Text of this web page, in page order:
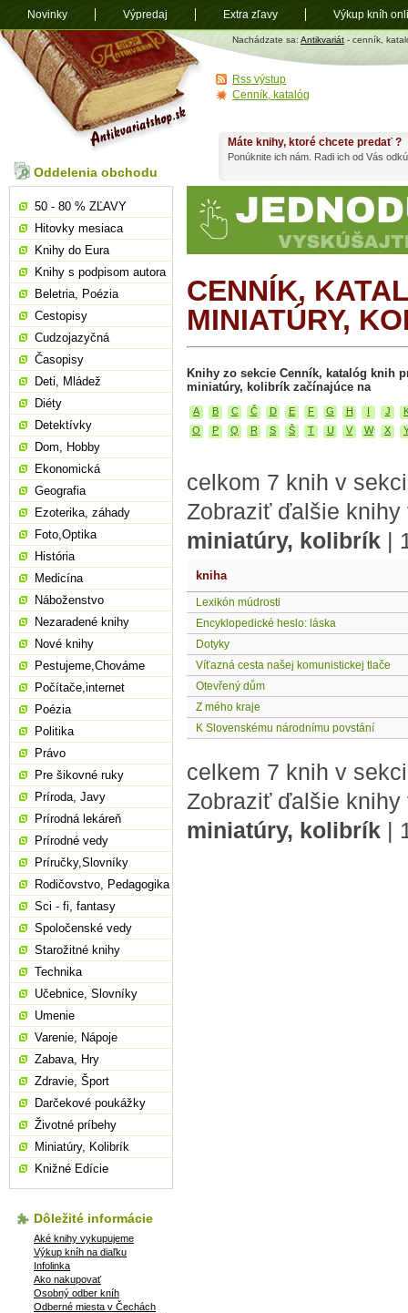
Antikvariát
shop.sk
Nachádzate sa: Antikvariát - cenník,
CENNÍK,
MINIATÚRY,
Knihy zo sekcie Cenník, katalóg knih
miniatúry, kolibrík začínajúce na
A B C Č D E F G H J
O
P Q R S Š T U V W X
celkom 7 knih v
Zobraziť ďalšie
miniatúry, kolibrík |
kniha
Lexikón múdrosti
Encyklopedické heslo: láska
Dotyky
Víťazná cesta našej komunistickej tlače
Otevřený dům
Z mého kraje
K Slovenskému národnímu povstání
celkem 7 knih v sekci
Zobraziť ďalšie
miniatúry, kolibrík |
Máte knihy, ktoré chcete predať ?
Ponúknite ich nám. Radi ich od Vás
Oddelenia obchodu
50 - 80 % ZĽAVY
Hitovky mesiaca
Knihy do Eura
Knihy s podpisom autora
Beletria, Poézia
Cestopisy
Cudzojazyčná
Časopisy
Deti, Mládež
Diéty
Detektívky
Dom, Hobby
Ekonomická
Geografia
Ezoterika, záhady
Foto,Optika
História
Medicína
Náboženstvo
Nezaradené knihy
Nové knihy
Pestujeme,Chováme
Počítače,internet
Poézia
Politika
Právo
Pre šikovné ruky
Príroda, Javy
Prírodná lekáreň
Prírodné vedy
Príručky,Slovníky
Rodičovstvo, Pedagogika
Sci - fi, fantasy
Spoločenské vedy
Starožitné knihy
Technika
Učebnice, Slovníky
Umenie
Varenie, Nápoje
Zabava, Hry
Zdravie, Šport
Darčekové poukážky
Životné príbehy
Miniatúry, Kolibrík
Knižné Edície
Dôležité informácie
Aké knihy vykupujeme
Výkup kníh na diaľku
Infolinka
Ako nakupovať
Osobný odber kníh
Odberné miesta v Čechách
Rss výstup
Cenník, katalóg
Novinky Výpredaj Extra zľavy Výkup kníh